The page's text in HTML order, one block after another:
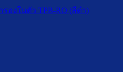
องในตัว TPB-RO (สีดำ)